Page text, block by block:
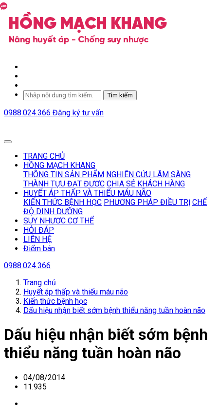
Tìm kiếm
0988.024.366 Đăng ký tư vấn
TRANG CHỦ
HỒNG MẠCH KHANG
THÔNG TIN SẢN PHẨM NGHIÊN CỨU LÂM SÀNG
THÀNH TỰU ĐẠT ĐƯỢC CHIA SẺ KHÁCH HÀNG
HUYẾT ÁP THẤP VÀ THIẾU MÁU NÃO
KIẾN THỨC BỆNH HỌC PHƯƠNG PHÁP ĐIỀU TRỊ CHẾ
ĐỘ DINH DƯỠNG
SUY NHƯƠC CƠ THỂ
HỎI ĐÁP
LIÊN HỆ
Điểm bán
0988.024.366
Trang chủ
Huyết áp thấp và thiếu máu não
Kiến thức bệnh học
Dấu hiệu nhận biết sớm bệnh thiểu năng tuần hoàn não
Dấu hiệu nhận biết sớm bệnh
thiểu năng tuần hoàn não
04/08/2014
11.935